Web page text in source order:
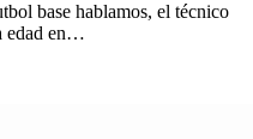
base hablamos, el técnico
edad en…